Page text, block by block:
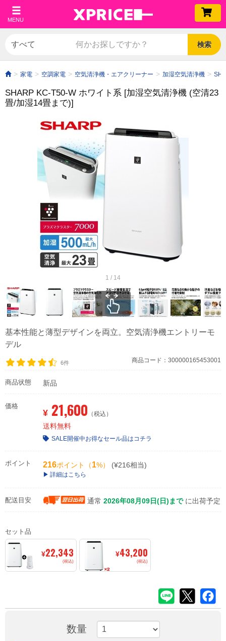
MENU
検索
家電 空調家電 空気清浄機・エアクリーナー 加湿空気清浄機
SHARP KC-T50-W ホワイト系 [加湿空気清浄機 (空清23
畳/加湿14畳まで)]
1 / 14
基本性能と薄型デザインを両立。空気清浄機エントリーモ
デル
6件 商品コード：300000165453001
商品状態 新品
価格
¥ 21,600 （税込）
送料無料
SALE開催中お得なセール品はコチラ
ポイント 216ポイント（1%） (¥216相当)
詳細はこちら
配送目安 通常 2026年08月09日(日)まで に出荷予定
セット品
¥22,343
(税込)
¥43,200
(税込)
数量